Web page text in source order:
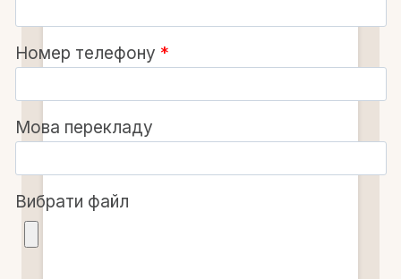
Номер телефону *
Мова перекладу
Вибрати файл